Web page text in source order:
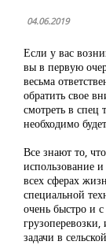
04.06.2019
Если у вас
вы в первую
весьма
обратить свое
смотреть в спец
необходимо
Все знают то,
использование
всех сферах
специальной
очень быстро и
задачи в